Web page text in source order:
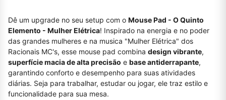
Dê um upgrade no seu setup com o Mouse Pad - O Quinto
Elemento - Mulher Elétrica! Inspirado na energia e no poder
das grandes mulheres e na musica "Mulher Elétrica" dos
Racionais MC's, esse mouse pad combina design vibrante,
superfície macia de alta precisão e base antiderrapante,
garantindo conforto e desempenho para suas atividades
diárias. Seja para trabalhar, estudar ou jogar, ele traz estilo e
funcionalidade para sua mesa.